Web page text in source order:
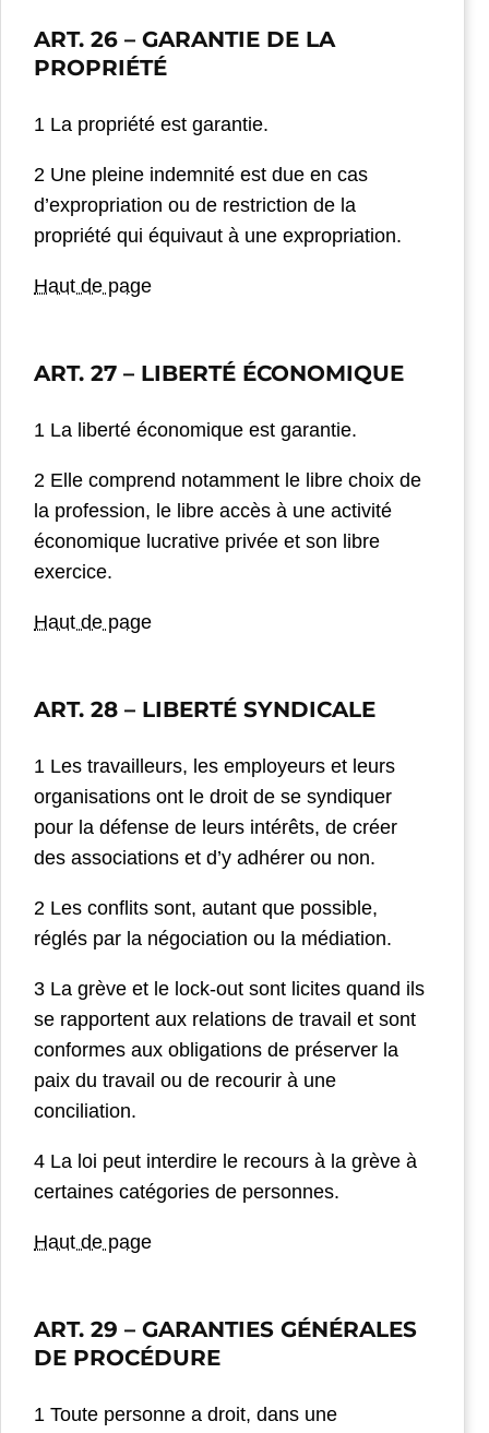
ART. 26 – GARANTIE DE LA
PROPRIÉTÉ
1 La propriété est garantie.
2 Une pleine indemnité est due en cas
d’expropriation ou de restriction de la
propriété qui équivaut à une expropriation.
Haut de page
ART. 27 – LIBERTÉ ÉCONOMIQUE
1 La liberté économique est garantie.
2 Elle comprend notamment le libre choix de
la profession, le libre accès à une activité
économique lucrative privée et son libre
exercice.
Haut de page
ART. 28 – LIBERTÉ SYNDICALE
1 Les travailleurs, les employeurs et leurs
organisations ont le droit de se syndiquer
pour la défense de leurs intérêts, de créer
des associations et d’y adhérer ou non.
2 Les conflits sont, autant que possible,
réglés par la négociation ou la médiation.
3 La grève et le lock-out sont licites quand ils
se rapportent aux relations de travail et sont
conformes aux obligations de préserver la
paix du travail ou de recourir à une
conciliation.
4 La loi peut interdire le recours à la grève à
certaines catégories de personnes.
Haut de page
ART. 29 – GARANTIES GÉNÉRALES
DE PROCÉDURE
1 Toute personne a droit, dans une